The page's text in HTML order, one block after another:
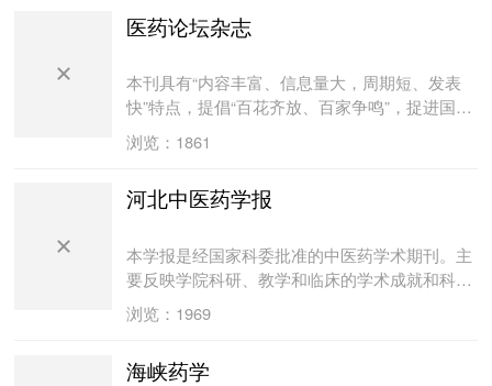
的探讨等。 研究生论文 报道研究生在读时各类
果。 药物与临床 报道抗感染类药物应用于各科
疾病的药物疗效评价。 合理用药 报道对临床抗
感染用药的合理性、配伍问题分析; 药物使用时
的稳定性问题分析; 临床医师和临床药师讨论处
物说明书使用后出现的个体反应, 探讨分析抗感
染药物对各组织器官的不良反应等。 药物经济学
疗效时的费用的分析等。 经验交流 报道工作中
的新发现, 经验改进等。 药事管理 报道药学领域
中的科学管理, 药事法规等
术期刊中颇具知名度的品牌。
期刊，并荣获首届《中国学术期刊（光盘版）检
容，适应范围广、内容丰富。有利于医药学工作
医药论坛杂志
本刊具有“内容丰富、信息量大，周期短、发表
快”特点，提倡“百花齐放、百家争鸣”，捉进国内
外学术交流，为医药卫生科技人员服务。
浏览：1861
河北中医药学报
本学报是经国家科委批准的中医药学术期刊。主
要反映学院科研、教学和临床的学术成就和科研
成果。学报自创刊以来曾多次获河北省高校优秀
学报奖、河北省优秀科技期刊。1997年入编中国
为科技部统计源期刊。
浏览：1969
海峡药学